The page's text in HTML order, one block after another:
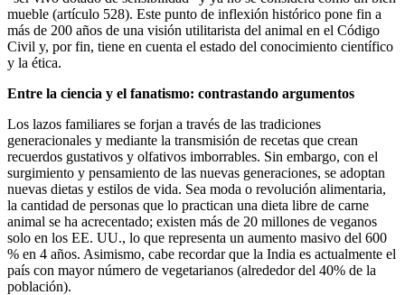
mueble (artículo 528). Este punto de inflexión histórico pone fin a
más de 200 años de una visión utilitarista del animal en el Código
Civil y, por fin, tiene en cuenta el estado del conocimiento científico
y la ética.
Entre la ciencia y el fanatismo: contrastando argumentos
Los lazos familiares se forjan a través de las tradiciones
generacionales y mediante la transmisión de recetas que crean
recuerdos gustativos y olfativos imborrables. Sin embargo, con el
surgimiento y pensamiento de las nuevas generaciones, se adoptan
nuevas dietas y estilos de vida. Sea moda o revolución alimentaria,
la cantidad de personas que lo practican una dieta libre de carne
animal se ha acrecentado; existen más de 20 millones de veganos
solo en los EE. UU., lo que representa un aumento masivo del 600
% en 4 años. Asimismo, cabe recordar que la India es actualmente el
país con mayor número de vegetarianos (alrededor del 40% de la
población).